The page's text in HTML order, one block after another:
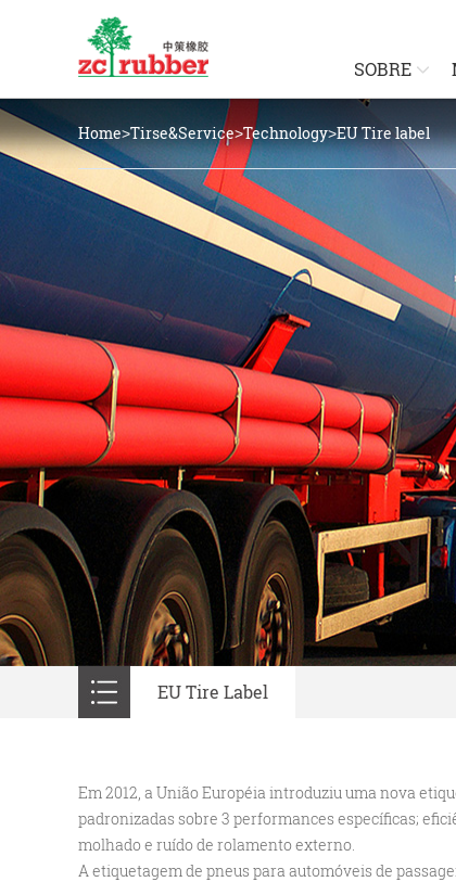
SOBRE
Home>Tirse&Service>Technology>EU Tire label
EU Tire Label
Em 2012, a União Européia introduziu uma nova
padronizadas sobre 3 performances específicas;
molhado e ruído de rolamento externo.
A etiquetagem de pneus para automóveis de